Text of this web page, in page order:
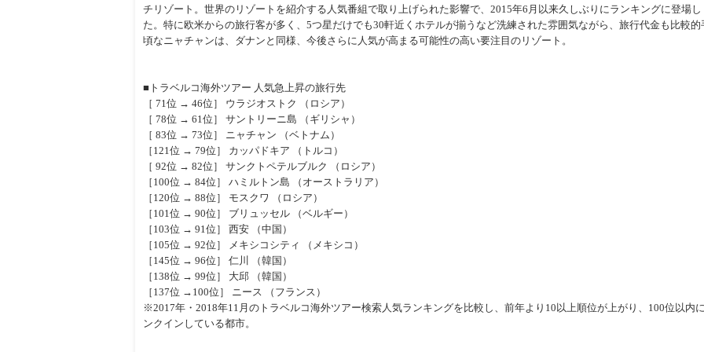
チリゾート。世界のリゾートを紹介する人気番組で取り上げられた影響で、2015年6月以来久しぶりにランキングに登場し
た。特に欧米からの旅行客が多く、5つ星だけでも30軒近くホテルが揃うなど洗練された雰囲気ながら、旅行代金も比較的
頃なニャチャンは、ダナンと同様、今後さらに人気が高まる可能性の高い要注目のリゾート。
■トラベルコ海外ツアー 人気急上昇の旅行先
［ 71位 → 46位］ ウラジオストク （ロシア）
［ 78位 → 61位］ サントリーニ島 （ギリシャ）
［ 83位 → 73位］ ニャチャン （ベトナム）
［121位 → 79位］ カッパドキア （トルコ）
［ 92位 → 82位］ サンクトペテルブルク （ロシア）
［100位 → 84位］ ハミルトン島 （オーストラリア）
［120位 → 88位］ モスクワ （ロシア）
［101位 → 90位］ ブリュッセル （ベルギー）
［103位 → 91位］ 西安 （中国）
［105位 → 92位］ メキシコシティ （メキシコ）
［145位 → 96位］ 仁川 （韓国）
［138位 → 99位］ 大邱 （韓国）
［137位 →100位］ ニース （フランス）
※2017年・2018年11月のトラベルコ海外ツアー検索人気ランキングを比較し、前年より10以上順位が上がり、100位以内
ンクインしている都市。